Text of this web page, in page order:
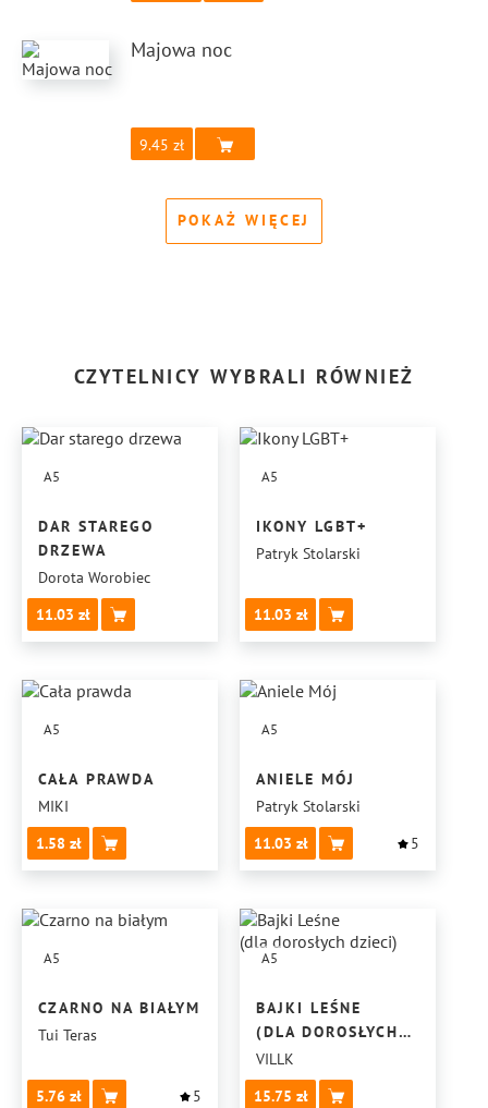
Majowa noc
9.45
POKAŻ WIĘCEJ
CZYTELNICY WYBRALI RÓWNIEŻ
A5
DAR STAREGO
DRZEWA
Dorota Worobiec
11.03
A5
IKONY LGBT+
Patryk Stolarski
11.03
A5
CAŁA PRAWDA
MIKI
1.58
A5
ANIELE MÓJ
Patryk Stolarski
11.03
5
A5
CZARNO NA BIAŁYM
Tui Teras
5.76 5
A5
BAJKI LEŚNE
(DLA DOROSŁYCH
DZIECI)
VILLK
15.75